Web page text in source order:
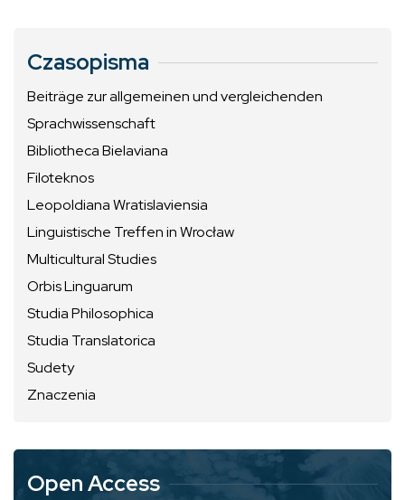
Czasopisma
Beiträge zur allgemeinen und vergleichenden
Sprachwissenschaft
Bibliotheca Bielaviana
Filoteknos
Leopoldiana Wratislaviensia
Linguistische Treffen in Wrocław
Multicultural Studies
Orbis Linguarum
Studia Philosophica
Studia Translatorica
Sudety
Znaczenia
Open Access